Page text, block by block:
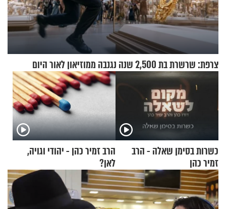
צרפת: שרשרת בת 2,500 שנה נגנבה ממוזיאון לאור היום
כשרות בסימן שאלה - הרב
זמיר כהן
הרב זמיר כהן - יהודי וגויה,
לאן?